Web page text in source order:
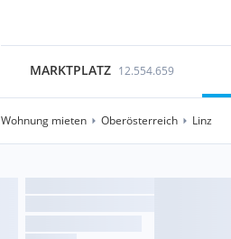
MARKTPLATZ 12.554.659
Wohnung mieten Oberösterreich Linz